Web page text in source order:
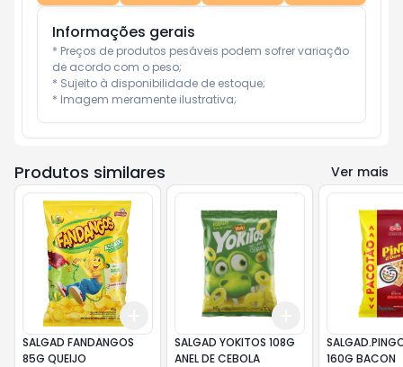
Informações gerais
* Preços de produtos pesáveis podem sofrer variação
de acordo com o peso;
* Sujeito à disponibilidade de estoque;
* Imagem meramente ilustrativa;
Produtos similares Ver mais
+10
Add
SALGAD FANDANGOS
85G QUEIJO
+10
Add
SALGAD YOKITOS 108G
ANEL DE CEBOLA
160G BACON